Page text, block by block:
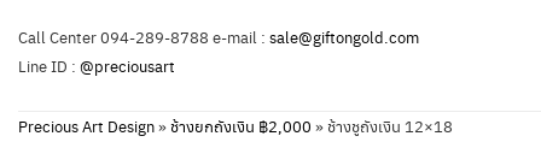
Call Center 094-289-8788 e-mail : sale@giftongold.com
Line ID : @preciousart
Precious Art Design»ช้างยกถังเงิน ฿2,000 »ช้างชูถังเงิน 12×18